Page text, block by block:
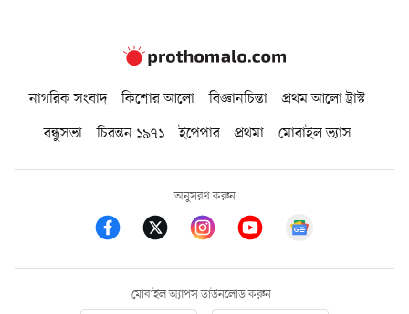
নাগরিক সংবাদ কিশোর আলো বিজ্ঞানচিন্তা
প্রথম আলো ট্রাস্ট
বন্ধুসভা
চিরন্তন ১৯৭১ ইপেপার প্রথমা মোবাইল ভ্যাস
অনুসরণ করুন
মোবাইল অ্যাপস ডাউনলোড করুন